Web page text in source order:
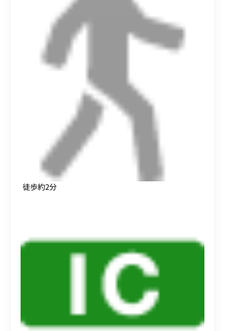
徒歩約2分